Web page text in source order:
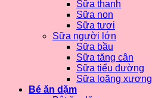
Sữa thanh
Sữa non
Sữa tươi
Sữa người lớn
Sữa bầu
Sữa tăng cân
Sữa tiểu đường
Sữa loãng xương
Bé ăn dặm